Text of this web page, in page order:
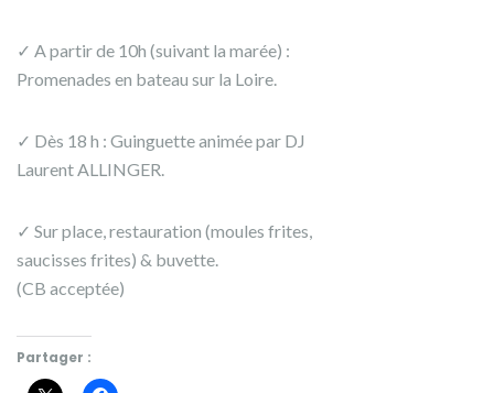
✓ A partir de 10h (suivant la marée) :
Promenades en bateau sur la Loire.
✓ Dès 18 h : Guinguette animée par DJ
Laurent ALLINGER.
✓ Sur place, restauration (moules frites,
saucisses frites) & buvette.
(CB acceptée)
Partager :